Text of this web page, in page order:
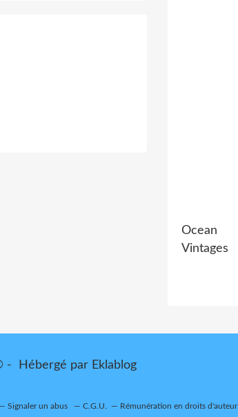
Ocean
Vintages
- Hébergé par Eklablog
Signaler un abus C.G.U. Rémunération en droits d'auteur